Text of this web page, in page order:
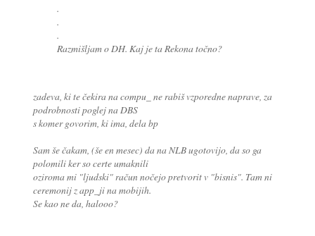
.
.
.
Razmišljam o DH. Kaj je ta Rekona točno?
zadeva, ki te čekira na compu_ ne rabiš vzporedne naprave, za
podrobnosti poglej na DBS
s komer govorim, ki ima, dela bp
Sam še čakam, (še en mesec) da na NLB ugotovijo, da so ga
polomili ker so certe umaknili
oziroma mi "ljudski" račun nočejo pretvorit v "bisnis". Tam ni
ceremonij z app_ji na mobijih.
Se kao ne da, halooo?